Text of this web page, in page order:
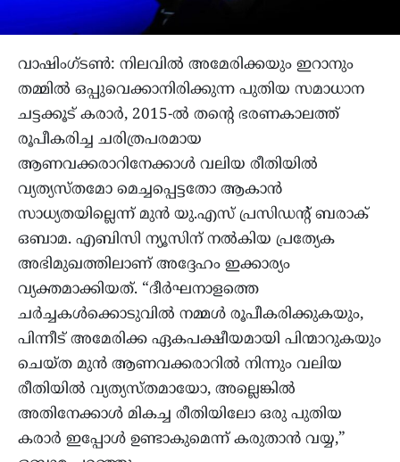
വാഷിംഗ്ടൺ: നിലവിൽ അമേരിക്കയും ഇറാനും
തമ്മിൽ ഒപ്പുവെക്കാനിരിക്കുന്ന പുതിയ സമാധാന
ചട്ടക്കൂട് കരാർ, 2015-ൽ തന്റെ ഭരണകാലത്ത്
രൂപീകരിച്ച ചരിത്രപരമായ
ആണവക്കരാറിനേക്കാൾ വലിയ രീതിയിൽ
വ്യത്യസ്തമോ മെച്ചപ്പെട്ടതോ ആകാൻ
സാധ്യതയില്ലെന്ന് മുൻ യു.എസ് പ്രസിഡന്റ് ബരാക്
ഒബാമ. എബിസി ന്യൂസിന് നൽകിയ പ്രത്യേക
അഭിമുഖത്തിലാണ് അദ്ദേഹം ഇക്കാര്യം
വ്യക്തമാക്കിയത്. “ദീർഘനാളത്തെ
ചർച്ചകൾക്കൊടുവിൽ നമ്മൾ രൂപീകരിക്കുകയും,
പിന്നീട് അമേരിക്ക ഏകപക്ഷീയമായി പിന്മാറുകയും
ചെയ്ത മുൻ ആണവക്കരാറിൽ നിന്നും വലിയ
രീതിയിൽ വ്യത്യസ്തമായോ, അല്ലെങ്കിൽ
അതിനേക്കാൾ മികച്ച രീതിയിലോ ഒരു പുതിയ
കരാർ ഇപ്പോൾ ഉണ്ടാകുമെന്ന് കരുതാൻ വയ്യ,”